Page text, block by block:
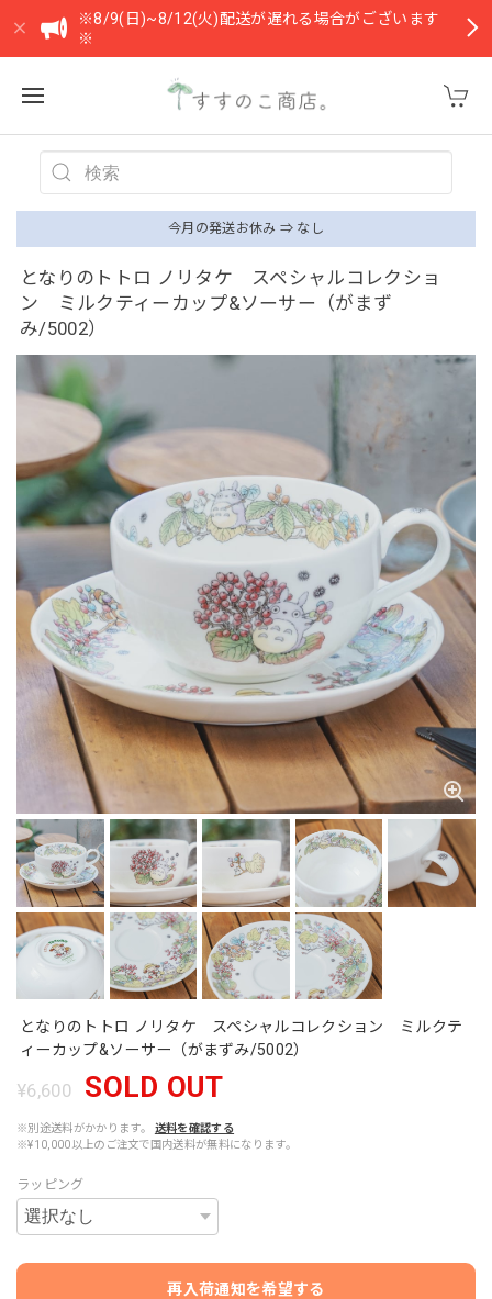
※8/9(日)~8/12(火)配送が遅れる場合がございます
※
今月の発送お休み ⇒ なし
となりのトトロ ノリタケ スペシャルコレクショ
ン ミルクティーカップ&ソーサー（がまず
み/5002）
となりのトトロ ノリタケ スペシャルコレクション ミルクテ
ィーカップ&ソーサー（がまずみ/5002）
¥6,600 SOLD OUT
※別途送料がかかります。
送料を確認する
※¥10,000以上のご注文で国内送料が無料になります。
ラッピング
再入荷通知を希望する